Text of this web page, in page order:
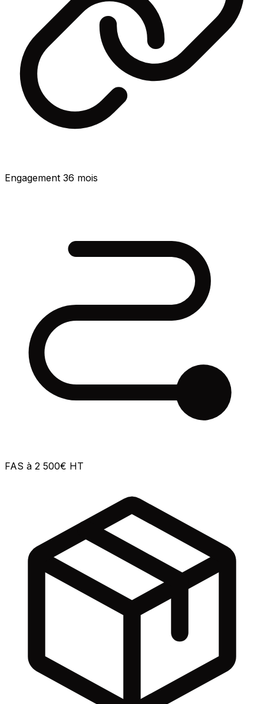
Engagement 36 mois
FAS à 2 500€ HT